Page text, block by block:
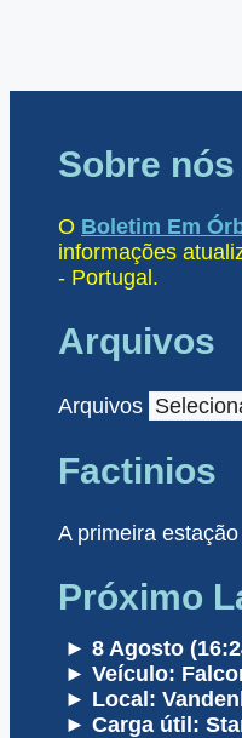
Sobre nós
O Boletim Em
informações
- Portugal.
Arquivos
Arquivos
Factinios
A primeira
Próximo
► 8 Agosto
► Veículo:
► Local:
► Carga útil: